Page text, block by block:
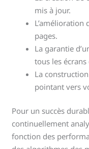
mis à jour.
L’amélioration
pages.
La garantie
tous les
La
pointant vers
Pour un succès
continuellement
fonction des